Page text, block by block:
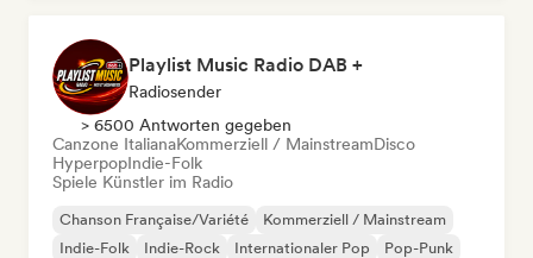
Playlist Music Radio DAB +
Radiosender
> 6500 Antworten gegeben
Canzone ItalianaKommerziell / MainstreamDisco
HyperpopIndie-Folk
Spiele Künstler im Radio
Chanson Française/Variété
Kommerziell / Mainstream
Indie-Folk
Indie-Rock Internationaler Pop
Pop-Punk